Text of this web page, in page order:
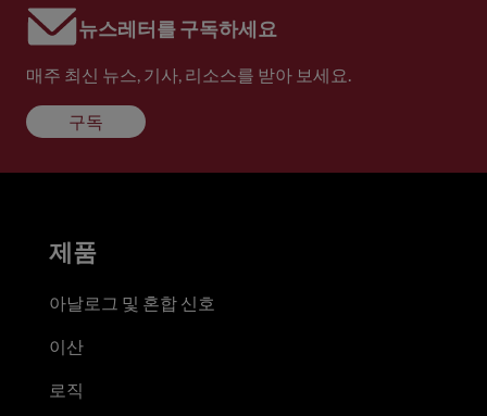
뉴스레터를 구독하세요
매주 최신 뉴스, 기사, 리소스를 받아 보세요.
구독
제품
아날로그 및 혼합 신호
이산
로직